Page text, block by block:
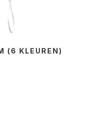
(6 KLEUREN)